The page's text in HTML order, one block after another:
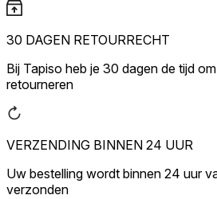
30 DAGEN RETOURRECHT
Bij Tapiso heb je 30 dagen de tijd
retourneren
VERZENDING BINNEN 24 UUR
Uw bestelling wordt binnen 24 uur
verzonden